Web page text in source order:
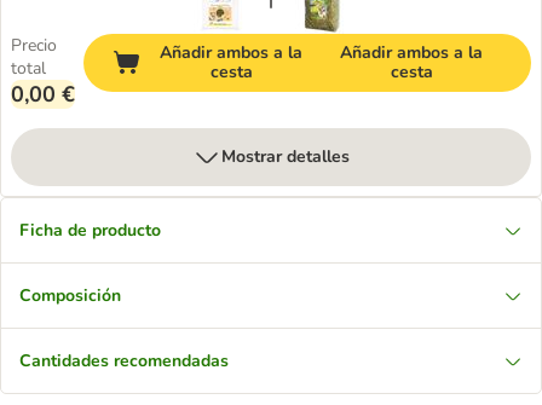
Precio
total
0,00 €
Añadir ambos a la
cesta
Añadir ambos a la
cesta
Mostrar detalles
Ficha de producto
Composición
Cantidades recomendadas